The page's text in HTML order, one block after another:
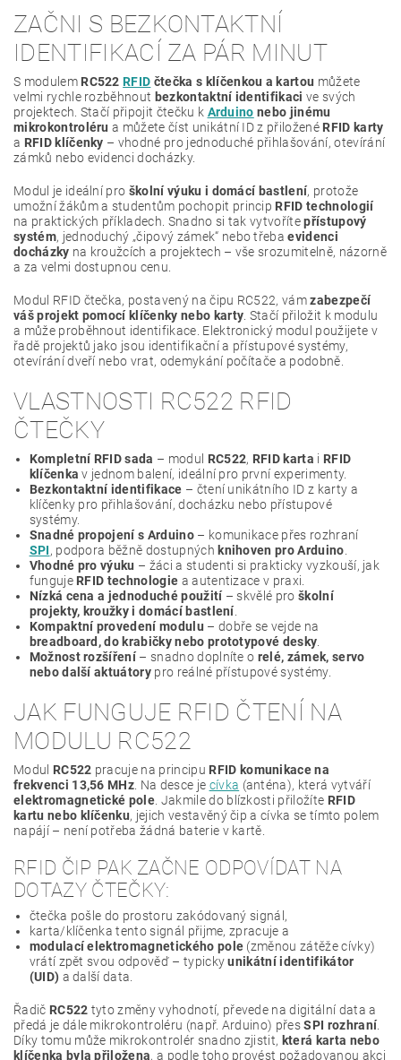
ZAČNI S BEZKONTAKTNÍ
IDENTIFIKACÍ ZA PÁR MINUT
S modulem RC522RFID čtečka s klíčenkou a kartou můžete
velmi rychle rozběhnout bezkontaktní identifikaci ve svých
projektech. Stačí připojit čtečku k Arduino nebo jinému
mikrokontroléru a můžete číst unikátní ID z přiložené RFID karty
a RFID klíčenky – vhodné pro jednoduché přihlašování, otevírání
zámků nebo evidenci docházky.
Modul je ideální pro školní výuku i domácí bastlení, protože
umožní žákům a studentům pochopit princip RFID technologií
na praktických příkladech. Snadno si tak vytvořítepřístupový
systém, jednoduchý „čipový zámek“ nebo třebaevidenci
docházky na kroužcích a projektech – vše srozumitelně, názorně
a za velmi dostupnou cenu.
Modul RFID čtečka, postavený na čipu RC522, vámzabezpečí
váš projekt pomocí klíčenky nebo karty. Stačí přiložit k modulu
a může proběhnout identifikace. Elektronický modul použijete v
řadě projektů jako jsou identifikační a přístupové systémy,
otevírání dveří nebo vrat, odemykání počítače a podobně.
VLASTNOSTI RC522 RFID
ČTEČKY
Kompletní RFID sada – modul RC522, RFID karta i RFID
klíčenka v jednom balení, ideální pro první experimenty.
Bezkontaktní identifikace – čtení unikátního ID z karty a
klíčenky pro přihlašování, docházku nebo přístupové
systémy.
Snadné propojení s Arduino– komunikace přes rozhraní
SPI, podpora běžně dostupných knihoven pro Arduino.
Vhodné pro výuku – žáci a studenti si prakticky vyzkouší, jak
funguje RFID technologie a autentizace v praxi.
Nízká cena a jednoduché použití – skvělé pro školní
projekty, kroužky i domácí bastlení.
Kompaktní provedení modulu – dobře se vejde na
breadboard, do krabičky nebo prototypové desky.
Možnost rozšíření – snadno doplníte o relé, zámek, servo
nebo další aktuátory pro reálné přístupové systémy.
JAK FUNGUJE RFID ČTENÍ NA
MODULU RC522
Modul RC522 pracuje na principu RFID komunikace na
frekvenci 13,56 MHz. Na desce je cívka (anténa), která vytváří
elektromagnetické pole. Jakmile do blízkosti přiložíte RFID
kartu nebo klíčenku, jejich vestavěný čip a cívka se tímto polem
napájí – není potřeba žádná baterie v kartě.
RFID ČIP PAK ZAČNE ODPOVÍDAT NA
DOTAZY ČTEČKY:
čtečka pošle do prostoru zakódovaný signál,
karta/klíčenka tento signál přijme, zpracuje a
modulací elektromagnetického pole (změnou zátěže cívky)
vrátí zpět svou odpověď – typickyunikátní identifikátor
(UID) a další data.
Řadič RC522 tyto změny vyhodnotí, převede na digitální data a
předá je dále mikrokontroléru (např. Arduino) přesSPI rozhraní.
Díky tomu může mikrokontrolér snadno zjistit, která karta nebo
klíčenka byla přiložena, a podle toho provést požadovanou akci